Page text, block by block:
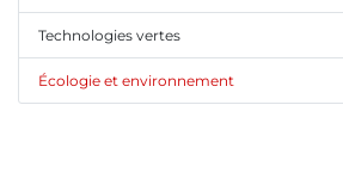
Technologies vertes
Écologie et environnement